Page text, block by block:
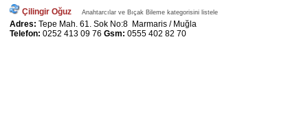
Çilingir Oğuz Anahtarcılar ve Bıçak Bileme kategorisini listele
Adres: Tepe Mah. 61. Sok No:8 Marmaris / Muğla
Telefon: 0252 413 09 76 Gsm: 0555 402 82 70